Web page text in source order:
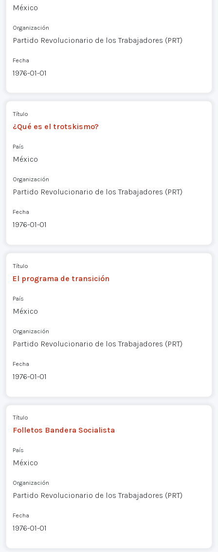
México
Organización
Partido Revolucionario de los Trabajadores (PRT)
Fecha
1976-01-01
Título
¿Qué es el trotskismo?
País
México
Organización
Partido Revolucionario de los Trabajadores (PRT)
Fecha
1976-01-01
Título
El programa de transición
País
México
Organización
Partido Revolucionario de los Trabajadores (PRT)
Fecha
1976-01-01
Título
Folletos Bandera Socialista
País
México
Organización
Partido Revolucionario de los Trabajadores (PRT)
Fecha
1976-01-01